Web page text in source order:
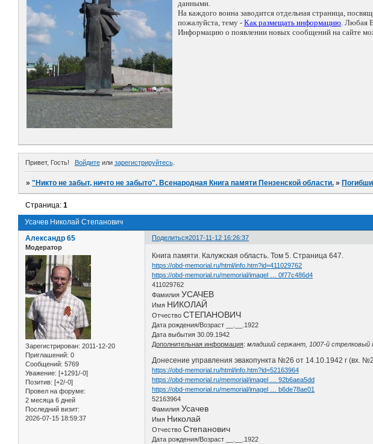
данными.
На каждого воина заводится отдельная страница,
пожалуйста, тему - Как размещать информацию. Любая
Информацию о появлении новых сообщений на сайте
Привет, Гость! Войдитеили зарегистрируйтесь.
»"Никто не забыт, ничто не забыто". Всенародная Книга памяти Пензенской области. »
Усачев Николай Степанович
Страница:1
Поделиться2017-11-12 16:26:37
Александр 65
Модератор
Зарегистрирован: 2011-12-20
Приглашений: 0
Сообщений: 5769
Уважение: [+1291/-0]
Позитив: [+2/-0]
Провел на форуме:
2 месяца 6 дней
Последний визит:
2026-07-15 18:59:37
Книга памяти. Калужская область. Том 5. Страница 647.
https://obd-memorial.ru/html/info.htm?id=411029762
https://obd-memorial.ru/memorial/imagel … 0f77c486d4
411029762
Фамилия УСАЧЕВ
Имя НИКОЛАЙ
ОтчествоСТЕПАНОВИЧ
Дата рождения/Возраст __.__.1922
Дата выбытия 30.09.1942
Дополнительная информация:младший сержант, 1007-й стрелковый
Донесение управления эвакопункта №26 от 14.10.1942 г (вх.
https://obd-memorial.ru/html/info.htm?id=52163964
https://obd-memorial.ru/memorial/imagel … 92b6aea5dd
https://obd-memorial.ru/memorial/imagel … b6de78ae01
52163964
Фамилия Усачев
Имя Николай
ОтчествоСтепанович
Дата рождения/Возраст __.__.1922